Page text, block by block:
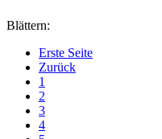
Blättern:
Erste Seite
Zurück
1
2
3
4